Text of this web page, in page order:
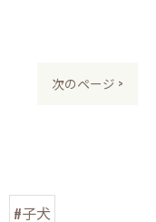
次のページ >
#子犬